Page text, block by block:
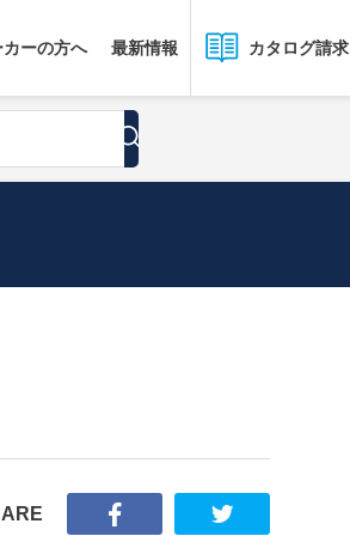
ーの方へ 最新情報 カタログ請求